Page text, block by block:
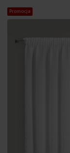
Promocja